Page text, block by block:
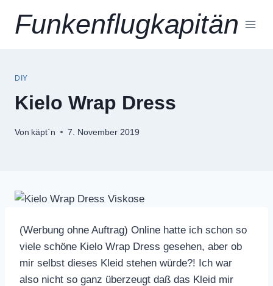
InhaltFunkenflugkapitän
DIY
Kielo Wrap Dress
Von käpt`n 7. November 2019
(Werbung ohne Auftrag) Online hatte ich schon so
viele schöne Kielo Wrap Dress gesehen, aber ob
mir selbst dieses Kleid stehen würde?! Ich war
also nicht so ganz überzeugt daß das Kleid mir